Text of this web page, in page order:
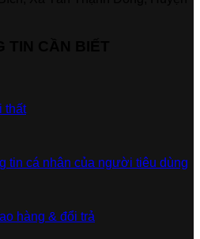
thất
tin cá nhân của người tiêu dùng
hàng & đổi trả